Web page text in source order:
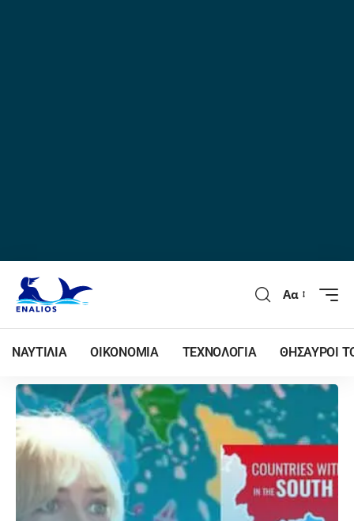
Αα
ΝΑΥΤΙΛΙΑ ΟΙΚΟΝΟΜΙΑ ΤΕΧΝΟΛΟΓΙΑ ΘΗΣΑΥΡΟΙ